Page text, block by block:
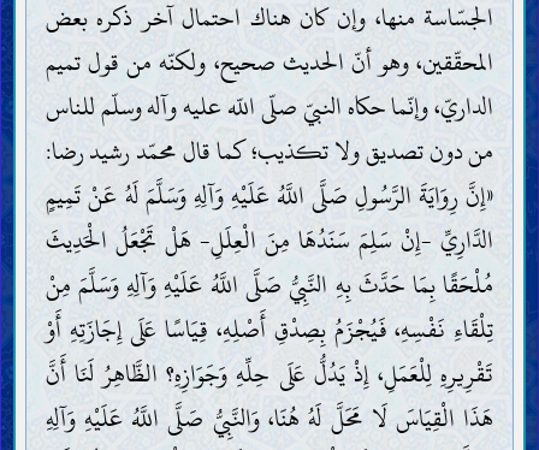
الجسّاسة منها، وإن كان هناك احتمال آخر ذكره بعض
المحقّقين، وهو أنّ الحديث صحيح، ولكنّه من قول تميم
الداريّ، وإنّما حكاه النبيّ صلّى اللّه عليه وآله وسلّم للناس
من دون تصديق ولا تكذيب؛ كما قال محمّد رشيد رضا:
«إِنَّ رِوَايَةَ الرَّسُولِ صَلَّى اللَّهُ عَلَيْهِ وَآلِهِ وَسَلَّمَ لَهُ عَنْ تَمِيمٍ
الدَّارِيِّ -إِنْ سَلِمَ سَنَدُهَا مِنَ الْعِلَلِ- هَلْ تَجْعَلُ الْحَدِيثَ
مُلْحَقًا بِمَا حَدَّثَ بِهِ النَّبِيُّ صَلَّى اللَّهُ عَلَيْهِ وَآلِهِ وَسَلَّمَ مِنْ
تِلْقَاءِ نَفْسِهِ، فَيُجْزَمُ بِصِدْقِ أَصْلِهِ، قِيَاسًا عَلَى إِجَازَتِهِ أَوْ
تَقْرِيرِهِ لِلْعَمَلِ، إِذْ يَدُلُّ عَلَى حِلِّهِ وَجَوَازِهِ؟ الظَّاهِرُ لَنَا أَنَّ
هَذَا الْقِيَاسَ لَا مَحَلَّ لَهُ هُنَا، وَالنَّبِيُّ صَلَّى اللَّهُ عَلَيْهِ وَآلِهِ